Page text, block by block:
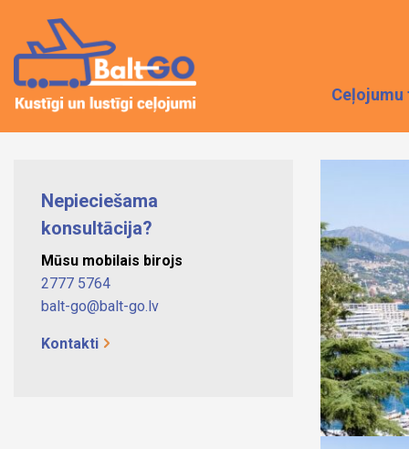
Ceļojumu
Nepieciešama
konsultācija?
Mūsu mobilais birojs
2777 5764
balt-go@balt-go.lv
Kontakti